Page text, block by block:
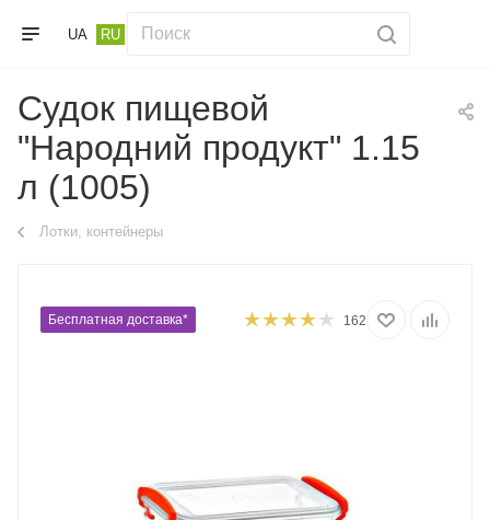
UA RU
Судок пищевой
"Народний продукт" 1.15
л (1005)
Лотки, контейнеры
Бесплатная доставка* 162